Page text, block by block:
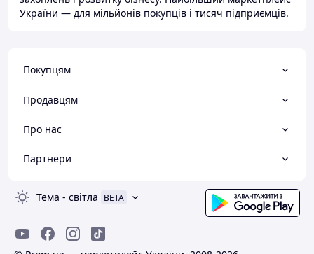
України — для мільйонів покупців і тисяч підприємців.
Покупцям
Продавцям
Про нас
Партнери
Тема - світла BETA